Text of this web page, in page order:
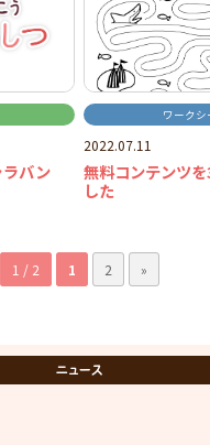
ラバン
ワークシ
2022.07.11
無料コンテンツ
した
1 / 2 1 2 »
ニュース